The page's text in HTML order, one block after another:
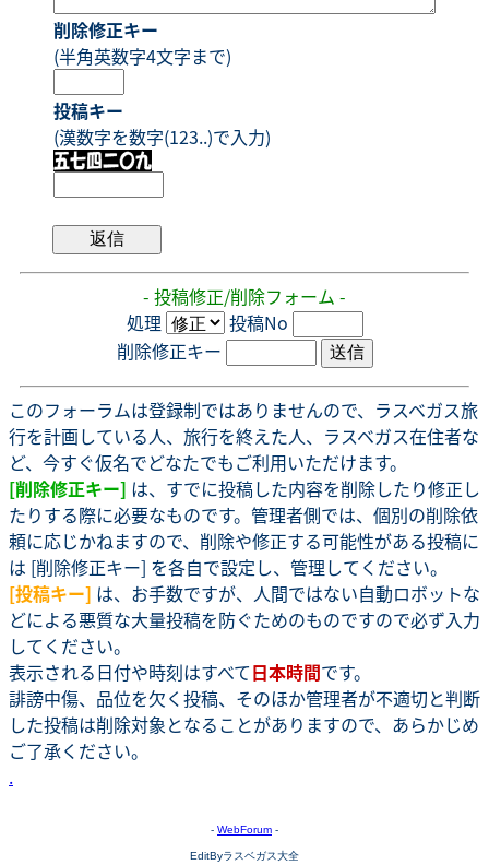
削除修正キー
(半角英数字4文字まで)
投稿キー
(漢数字を数字(123..)で入力)
- 投稿修正/削除フォーム -
処理
投稿No
削除修正キー
このフォーラムは登録制ではありませんので、ラスベガス旅
行を計画している人、旅行を終えた人、ラスベガス在住者な
ど、今すぐ仮名でどなたでもご利用いただけます。
[削除修正キー] は、すでに投稿した内容を削除したり修正し
たりする際に必要なものです。管理者側では、個別の削除依
頼に応じかねますので、削除や修正する可能性がある投稿に
は [削除修正キー] を各自で設定し、管理してください。
[投稿キー] は、お手数ですが、人間ではない自動ロボットな
どによる悪質な大量投稿を防ぐためのものですので必ず入力
してください。
表示される日付や時刻はすべて日本時間です。
誹謗中傷、品位を欠く投稿、そのほか管理者が不適切と判断
した投稿は削除対象となることがありますので、あらかじめ
ご了承ください。
.
- WebForum -
EditByラスベガス大全